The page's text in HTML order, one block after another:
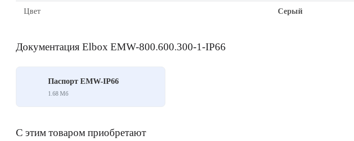
Цвет Серый
Документация Elbox EMW-800.600.300-1-IP66
Паспорт EMW-IP66
1.68 Mб
С этим товаром приобретают